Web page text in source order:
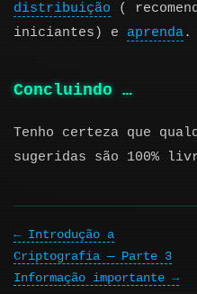
distribuição (
iniciantes) e aprenda.
Concluindo …
Tenho certeza que
sugeridas são 100%
Introdução a
Criptografia — Parte 3
Informação importante